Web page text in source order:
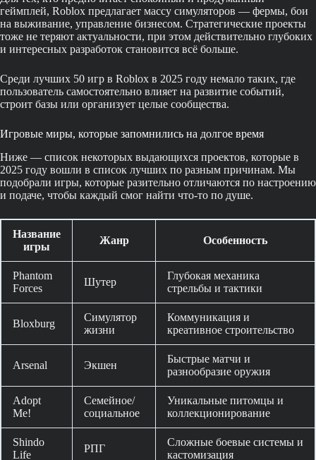
геймплей, Roblox предлагает массу симуляторов — фермы, бои
на выживание, управление бизнесом. Стратегические проекты
тоже не теряют актуальности, при этом действительно глубоких
и интересных разработок становится всё больше.
Среди лучших 50 игр в Roblox в 2025 году немало таких, где
пользователь самостоятельно влияет на развитие событий,
строит базы или организует целые сообщества.
Игровые миры, которые запомнились на долгое время
Ниже — список некоторых выдающихся проектов, которые в
2025 году вошли в список лучших по разным причинам. Мы
подобрали игры, которые разительно отличаются по настроению
и подаче, чтобы каждый смог найти что-то по душе.
Название
игры
Жанр Особенность
Phantom
Forces
Шутер
Глубокая механика
стрельбы и тактики
Bloxburg
Симулятор
жизни
Коммуникация и
креативное строительство
Arsenal Экшен
Быстрые матчи и
разнообразие оружия
Adopt
Me!
Семейное/
социальное
Уникальные питомцы и
коллекционирование
Shindo
Life
РПГ
Сложные боевые системы и
кастомизация